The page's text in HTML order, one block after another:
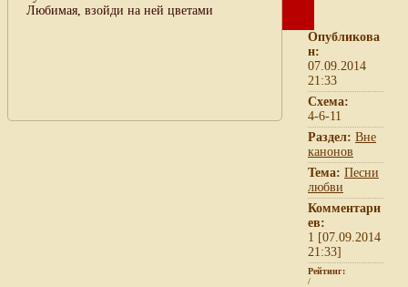
Любимая, взойди на ней цветами
Опубликова
н:
07.09.2014
21:33
Схема:
4-6-11
Раздел: Вне
канонов
Тема: Песни
любви
Комментари
ев:
1 [07.09.2014
21:33]
Рейтинг:
/